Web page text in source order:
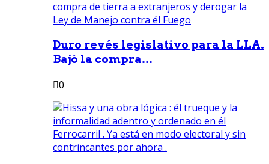
Duro revés legislativo para la LLA.
Bajó la compra...
0